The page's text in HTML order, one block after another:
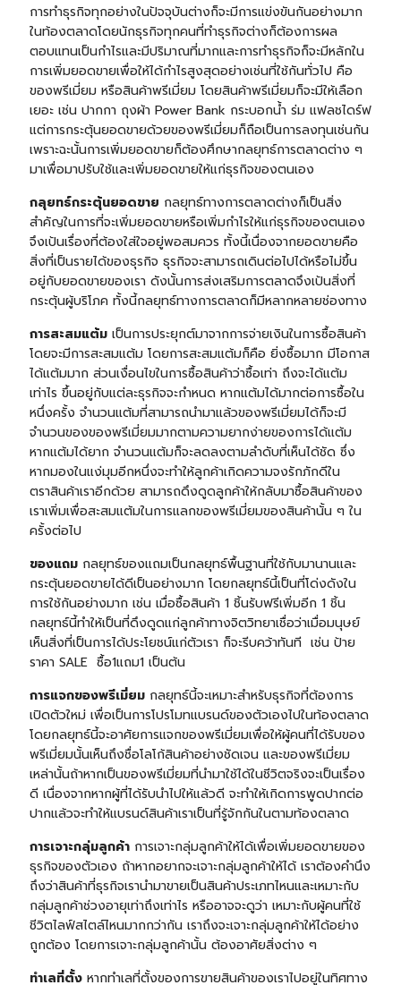
การทำธุรกิจทุกอย่างในปัจจุบันต่างก็จะมีการแข่งขันกันอย่างมาก
ในท้องตลาดโดยนักธุรกิจทุกคนที่ทำธุรกิจต่างก็ต้องการผล
ตอบแทนเป็นกำไรและมีปริมาณที่มากและการทำธุรกิจก็จะมีหลักใน
การเพิ่มยอดขายเพื่อให้ได้กำไรสูงสุดอย่างเช่นที่ใช้กันทั่วไป คือ
ของพรีเมี่ยม หรือสินค้าพรีเมี่ยม โดยสินค้าพรีเมี่ยมก็จะมีให้เลือก
เยอะ เช่น ปากกา ถุงผ้าPower Bank กระบอกน้ำร่ม แฟลชไดร์ฟ
แต่การกระตุ้นยอดขายด้วยของพรีเมี่ยมก็ถือเป็นการลงทุนเช่นกัน
เพราะฉะนั้นการเพิ่มยอดขายก็ต้องศึกษากลยุทธ์การตลาดต่าง ๆ
มาเพื่อมาปรับใช้และเพิ่มยอดขายให้แก่ธุรกิจของตนเอง
กลุยทธ์กระตุ้นยอดขาย กลยุทธ์ทางการตลาดต่างก็เป็นสิ่ง
สำคัญในการที่จะเพิ่มยอดขายหรือเพิ่มกำไรให้แก่ธุรกิจของตนเอง
จึงเป้นเรื่องที่ต้องใส่ใจอยู่พอสมควร ทั้งนี้เนื่องจากยอดขายคือ
สิ่งที่เป็นรายได้ของธุรกิจ ธุรกิจจะสามารถเดินต่อไปได้หรือไม่ขึ้น
อยู่กับยอดขายของเรา ดังนั้นการส่งเสริมการตลาดจึงเป้นสิ่งที่
กระตุ้นผู้บริโภค ทั้งนี้กลยุทธ์ทางการตลาดก็มีหลากหลายช่องทาง
การสะสมแต้ม เป็นการประยุกต์มาจากการจ่ายเงินในการซื้อสินค้า
โดยจะมีการสะสมแต้ม โดยการสะสมแต้มก็คือ ยิ่งซื้อมาก มีโอกาส
ได้แต้มมาก ส่วนเงื่อนไขในการซื้อสินค้าว่าซื้อเท่า ถึงจะได้แต้ม
เท่าไร ขึ้นอยู่กับแต่ละธุรกิจจะกำหนด หากแต้มได้มากต่อการซื้อใน
หนึ่งครั้ง จำนวนแต้มที่สามารถนำมาแล้วของพรีเมี่ยมได้ก็จะมี
จำนวนของของพรีเมี่ยมมากตามความยากง่ายของการได้แต้ม
หากแต้มได้ยาก จำนวนแต้มก็จะลดลงตามลำดับที่เห็นได้ชัด ซึ่ง
หากมองในแง่มุมอีกหนึ่งจะทำให้ลูกค้าเกิดความจงรักภักดีใน
ตราสินค้าเราอีกด้วย สามารถดึงดูดลูกค้าให้กลับมาซื้อสินค้าของ
เราเพิ่มเพื่อสะสมแต้มในการแลกของพรีเมี่ยมของสินค้านั้น ๆ ใน
ครั้งต่อไป
ของแถม กลยุทธ์ของแถมเป็นกลยุทธ์พื้นฐานที่ใช้กับมานานและ
กระตุ้นยอดขายได้ดีเป็นอย่างมาก โดยกลยุทธ์นี้เป็นที่โด่งดังใน
การใช้กันอย่างมาก เช่น เมื่อซื้อสินค้า 1 ชิ้นรับฟรีเพิ่มอีก 1 ชิ้น
กลยุทธ์นี้ทำให้เป็นที่ดึงดูดแก่ลูกค้าทางจิตวิทยาเชื่อว่าเมื่อมนุษย์
เห็นสิ่งที่เป็นการได้ประโยชน์แก่ตัวเรา ก็จะรีบคว้าทันที เช่น ป้าย
ราคา SALE ซื้อ1แถม1 เป็นต้น
การแจกของพรีเมี่ยม กลยุทธ์นี้จะเหมาะสำหรับธุรกิจที่ต้องการ
เปิดตัวใหม่ เพื่อเป็นการโปรโมทแบรนด์ของตัวเองไปในท้องตลาด
โดยกลยุทธ์นี้จะอาศัยการแจกของพรีเมี่ยมเพื่อให้ผู้คนที่ได้รับของ
พรีเมี่ยมนั้นเห็นถึงชื่อโลโก้สินค้าอย่างชัดเจน และของพรีเมี่ยม
เหล่านั้นถ้าหากเป็นของพรีเมี่ยมที่นำมาใช้ได้ในชีวิตจริงจะเป็นเรื่อง
ดี เนื่องจากหากผู้ที่ได้รับนำไปให้แล้วดี จะทำให้เกิดการพูดปากต่อ
ปากแล้วจะทำให้แบรนด์สินค้าเราเป็นที่รู้จักกันในตามท้องตลาด
การเจาะกลุ่มลูกค้า การเจาะกลุ่มลูกค้าให้ได้เพื่อเพิ่มยอดขายของ
ธุรกิจของตัวเอง ถ้าหากอยากจะเจาะกลุ่มลูกค้าให้ได้ เราต้องคำนึง
ถึงว่าสินค้าที่ธุรกิจเรานำมาขายเป็นสินค้าประเภทไหนและเหมาะกับ
กลุ่มลูกค้าช่วงอายุเท่าถึงเท่าไร หรืออาจจะดูว่า เหมาะกับผู้คนที่ใช้
ชีวิตไลฟ์สไตล์ไหนมากกว่ากัน เราถึงจะเจาะกลุ่มลูกค้าให้ได้อย่าง
ถูกต้อง โดยการเจาะกลุ่มลูกค้านั้น ต้องอาศัยสิ่งต่าง ๆ
ทำเลที่ตั้ง หากทำเลที่ตั้งของการขายสินค้าของเราไปอยู่ในทิศทาง